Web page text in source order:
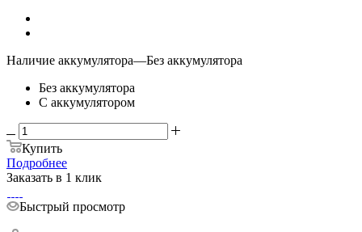
Наличие аккумулятора—Без аккумулятора
Без аккумулятора
С аккумулятором
Купить
Подробнее
Заказать в 1 клик
Быстрый просмотр